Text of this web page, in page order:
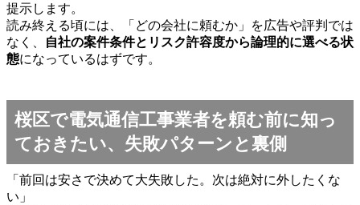
提示します。
読み終える頃には、「どの会社に頼むか」を広告や評判では
なく、
自社の案件条件とリスク許容度から論理的に選べる状
態になっているはずです。
桜区で電気通信工事業者を頼む前に知っ
ておきたい、失敗パターンと裏側
「前回は安さで決めて大失敗した。次は絶対に外したくな
い」